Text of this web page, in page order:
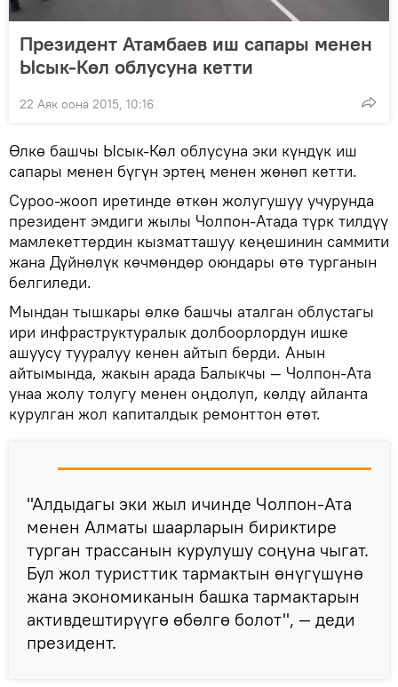
Президент Атамбаев иш сапары менен
Ысык-Көл облусуна кетти
22 Аяк оона 2015, 10:16
Өлкө башчы Ысык-Көл облусуна эки күндүк иш
сапары менен бүгүн эртең менен жөнөп кетти.
Суроо-жооп иретинде өткөн жолугушуу учурунда
президент эмдиги жылы Чолпон-Атада түрк тилдүү
мамлекеттердин кызматташуу кеңешинин саммити
жана Дүйнөлүк көчмөндөр оюндары өтө турганын
белгиледи.
Мындан тышкары өлкө башчы аталган облустагы
ири инфраструктуралык долбоорлордун ишке
ашуусу тууралуу кенен айтып берди. Анын
айтымында, жакын арада Балыкчы — Чолпон-Ата
унаа жолу толугу менен оңдолуп, көлдү айланта
курулган жол капиталдык ремонттон өтөт.
"Алдыдагы эки жыл ичинде Чолпон-Ата
менен Алматы шаарларын бириктире
турган трассанын курулушу соңуна чыгат.
Бул жол туристтик тармактын өнүгүшүнө
жана экономиканын башка тармактарын
активдештирүүгө өбөлгө болот", — деди
президент.